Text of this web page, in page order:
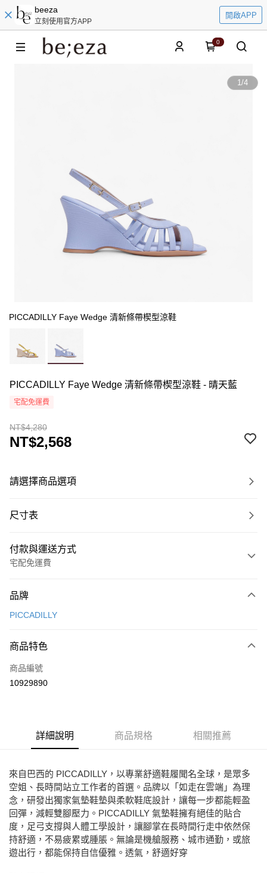
beeza
立刻使用官方APP
開啟APP
0
1/4
PICCADILLY Faye Wedge 清新條帶楔型涼鞋
PICCADILLY Faye Wedge 清新條帶楔型涼鞋 - 晴天藍
宅配免運費
NT$4,280
NT$2,568
請選擇商品選項
尺寸表
付款與運送方式
宅配免運費
信用卡一次付款
街口支付
悠遊付
品牌
PICCADILLY
商品特色
商品編號
10929890
詳細說明 商品規格 相關推薦
來自巴西的 PICCADILLY，以專業舒適鞋履聞名全球，是眾多
空姐、長時間站立工作者的首選。品牌以「如走在雲端」為理
念，研發出獨家氣墊鞋墊與柔軟鞋底設計，讓每一步都能輕盈
回彈，減輕雙腳壓力。PICCADILLY 氣墊鞋擁有絕佳的貼合
度，足弓支撐與人體工學設計，讓腳掌在長時間行走中依然保
持舒適，不易疲累或腫脹。無論是機艙服務、城市通勤，或旅
遊出行，都能保持自信優雅。透氣，舒適好穿